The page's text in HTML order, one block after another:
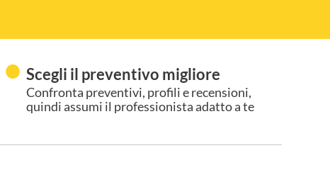
Scegli il preventivo migliore
Confronta preventivi, profili e recensioni,
quindi assumi il professionista adatto a te